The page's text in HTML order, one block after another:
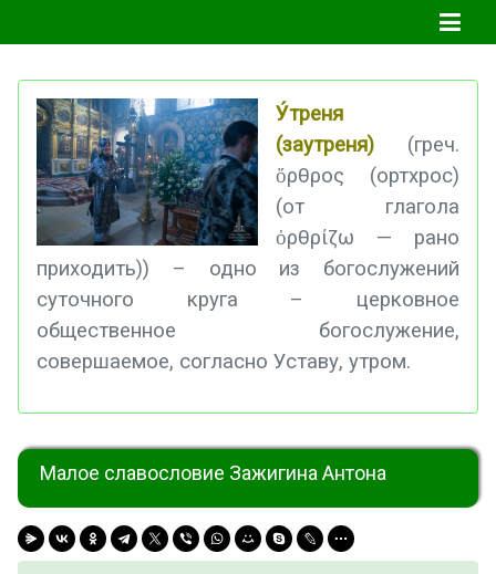
У́треня
(заутреня) (греч.
ὄρθρος (ортхрос)
(от глагола
ὀρθρίζω — рано
приходить)) – одно из богослужений
суточного круга – церковное
общественное богослужение,
совершаемое, согласно Уставу, утром.
Малое славословие Зажигина Антона